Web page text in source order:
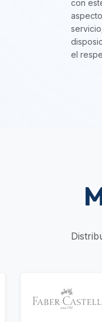
con
el